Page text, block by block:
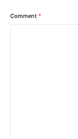
Comment *